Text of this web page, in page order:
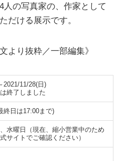
人の写真家の、作家として
だける展示です。
より抜粋／一部編集》
2021/11/28(日)
終了しました
終日は17:00まで)
水曜日（現在、縮小営業中のため
サイトでご確認ください）